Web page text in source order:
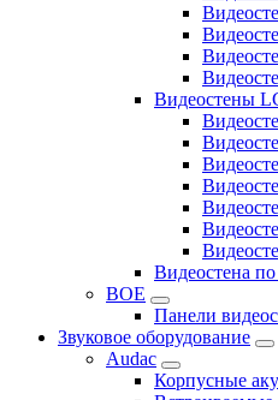
Видеостены
Видеостена
BOE
Панели
Звуковое оборудование
Audac
Корпусные